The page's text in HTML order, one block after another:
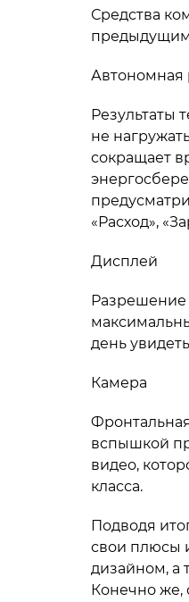
Средства
Автономная
Результаты
не
сокращает
«Расход»,
Дисплей
Разрешение
день
Камера
вспышкой
видео,
класса.
Подводя
свои плюсы
дизайном, а
Конечно же,